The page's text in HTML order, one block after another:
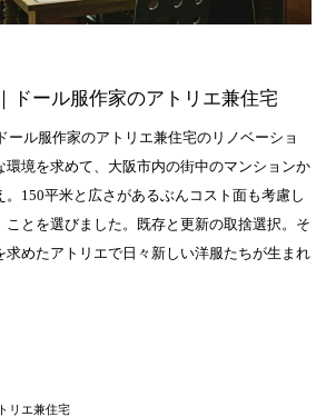
ドール服作家のアトリエ兼住宅
ール服作家のアトリエ兼住宅のリノベーショ
環境を求めて、大阪市内の街中のマンションか
。150平米と広さがあるぶんコスト面も考慮し
ことを選びました。既存と更新の取捨選択。そ
求めたアトリエで日々新しい洋服たちが生まれ
リエ兼住宅